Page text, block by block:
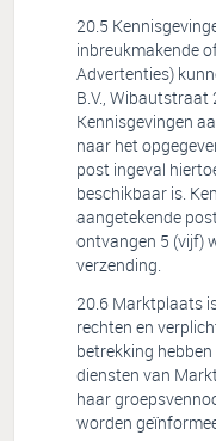
inbreukmakende
Advertenties)
B.V., Wibautstraat
Kennisgevingen
naar het
post ingeval
beschikbaar is.
aangetekende
ontvangen 5 (vijf)
verzending.
Marktplaats
rechten en
betrekking
diensten van
haar
worden